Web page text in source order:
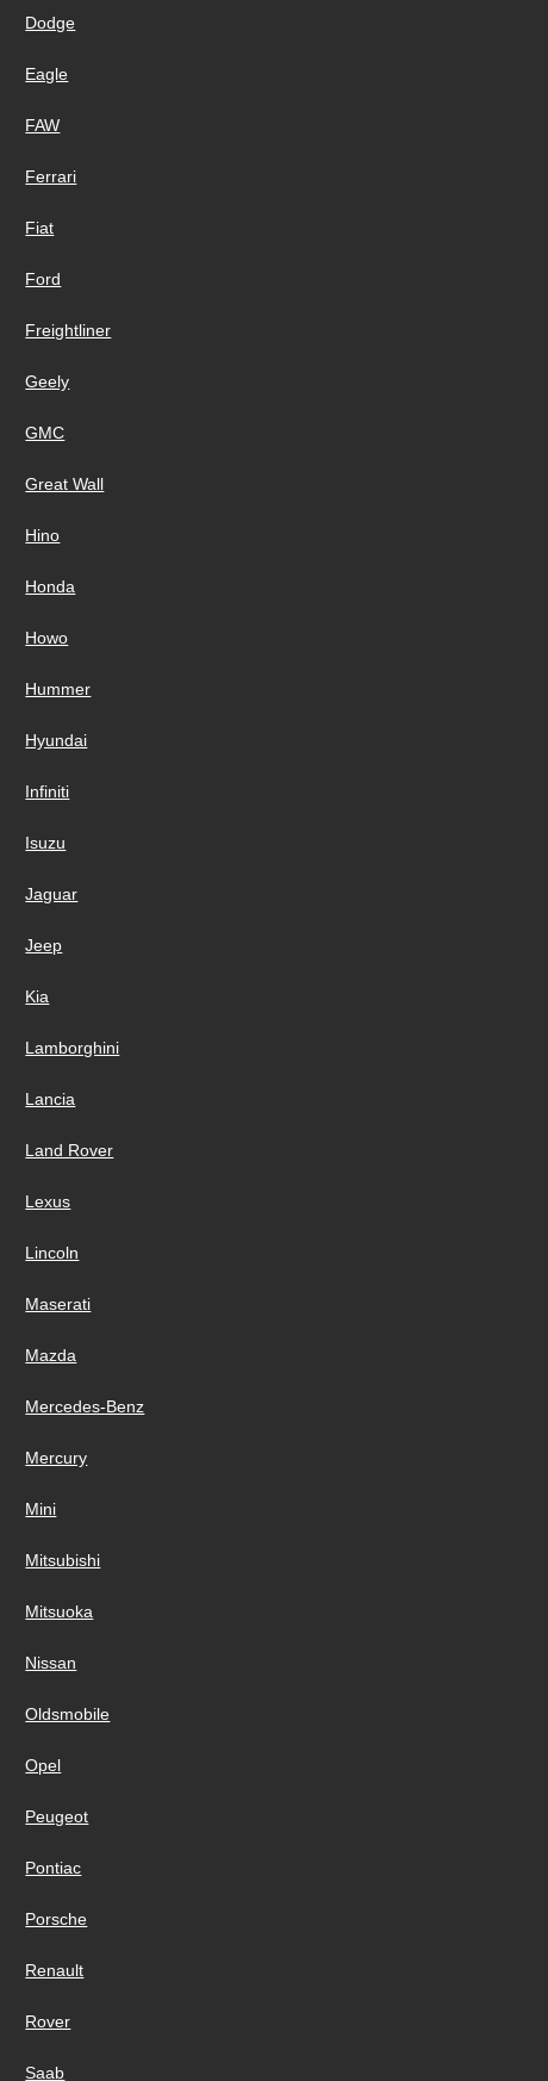
Dodge
Eagle
FAW
Ferrari
Fiat
Ford
Freightliner
Geely
GMC
Great Wall
Hino
Honda
Howo
Hummer
Hyundai
Infiniti
Isuzu
Jaguar
Jeep
Kia
Lamborghini
Lancia
Land Rover
Lexus
Lincoln
Maserati
Mazda
Mercedes-Benz
Mercury
Mini
Mitsubishi
Mitsuoka
Nissan
Oldsmobile
Opel
Peugeot
Pontiac
Porsche
Renault
Rover
Saab